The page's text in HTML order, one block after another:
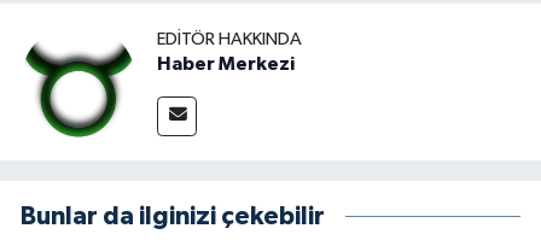
EDITÖR HAKKINDA
Haber Merkezi
Bunlar da ilginizi çekebilir